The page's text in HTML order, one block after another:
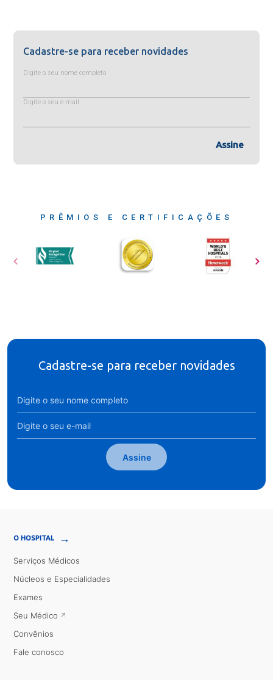
Cadastre-se para receber novidades
Digite o seu nome completo
Digite o seu e-mail
Assine
PRÊMIOS E CERTIFICAÇÕES
Cadastre-se para receber novidades
Assine
O HOSPITAL →
Serviços Médicos
Núcleos e Especialidades
Exames
Seu Médico
Convênios
Fale conosco